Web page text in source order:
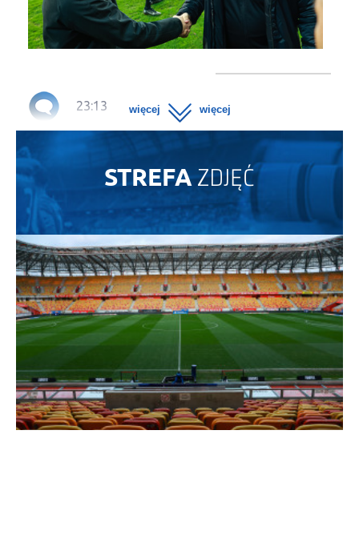
23:13
SKRÓT MECZU #JAGLPO
23:05
ANTONI KOZUBAL (POMOCNIK LECHA
POZNAŃ):
- Czuliśmy kontrolę na początku meczu, potem też stworzyliśmy
sobie sytuacje. Niestety nadzialiśmy się na kontrę w późniejszej
STREFAZDJĘĆ